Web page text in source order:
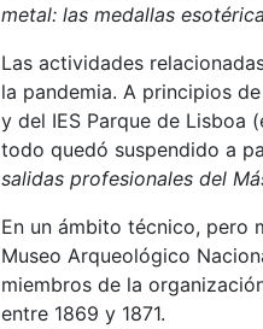
metal: las medallas
Las actividades
la pandemia. A principios
y del IES Parque de Lisboa
todo quedó suspendido a
salidas profesionales del
En un ámbito técnico, pero
Museo Arqueológico
miembros de la
entre 1869 y 1871.